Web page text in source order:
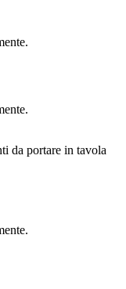
da portare in tavola